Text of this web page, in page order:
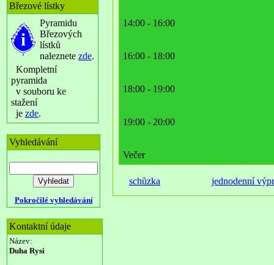
Březové lístky
Pyramidu
Březových
lístků
naleznete zde.
Kompletní
pyramida
v souboru ke
stažení
je zde.
Vyhledávání
Pokročilé vyhledávání
Kontaktní údaje
Název:
Duha Rysi
14:00 - 16:00
16:00 - 18:00
18:00 - 19:00
19:00 - 20:00
Večer
schůzka jednodenní